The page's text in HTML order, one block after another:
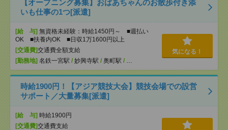
【オープニング募集】おばあちゃんのお散歩付き添
いも仕事の1つ[派遣]
[給 与] 無資格未経験：時給1450円～ ■週払い
OK ■扶養内OK ■日収1万1600円以上
[交通費]交通費全額支給
[勤務地] 名鉄一宮駅 / 妙興寺駅 / 奥町駅 / …
気になる！
時給1900円！【アジア競技大会】競技会場での設営
サポート／大量募集[派遣]
[給 与] 時給1900円
[交通費]交通費支給